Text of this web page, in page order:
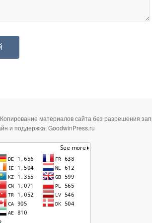
материалов сайта без разрешения
и поддержка: GoodwinPress.ru